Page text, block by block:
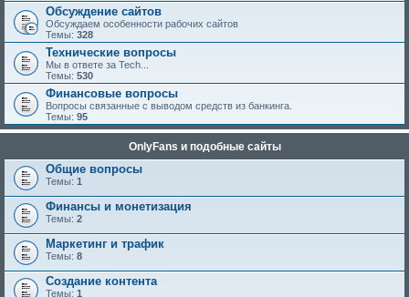
Обсуждение сайтов
Обсуждаем особенности рабочих сайтов
Темы: 328
Технические вопросы
Мы в ответе за Tech...
Темы: 530
Финансовые вопросы
Вопросы связанные с выводом средств из банкинга.
Темы: 95
OnlyFans и подобные сайты
Общие вопросы
Темы: 1
Финансы и монетизация
Темы: 2
Маркетинг и трафик
Темы: 8
Создание контента
Темы: 1